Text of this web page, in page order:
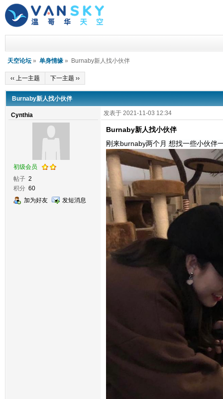
天空论坛 » 单身情缘 » Burnaby新人找小伙伴
‹‹ 上一主题 下一主题 ››
Burnaby新人找小伙伴
Cynthia
初级会员
帖子 2
积分 60
加为好友
发短消息
发表于 2021-11-03 12:34
Burnaby新人找小伙伴
刚来burnaby两个月 想找一些小伙伴